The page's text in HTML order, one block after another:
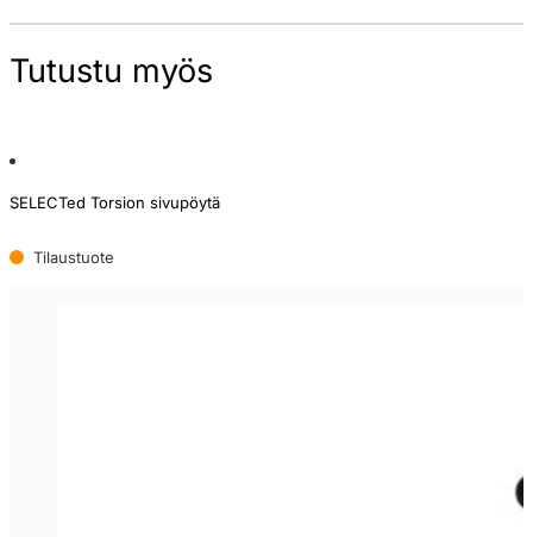
Tutustu myös
SELECTed Torsion sivupöytä
Tilaustuote